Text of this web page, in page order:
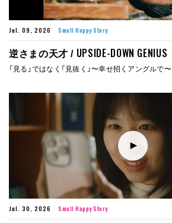
Jul. 09, 2026 Small Happy Story
逆さまの天才 / UPSIDE-DOWN GENIUS
「見る」ではなく「見抜く」〜幸せ招くアングルで〜
Jul. 30, 2026 Small Happy Story